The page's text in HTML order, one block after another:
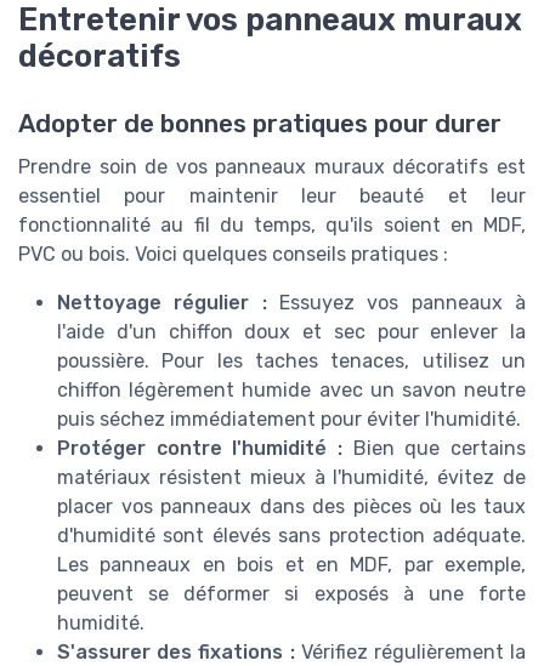
Entretenir vos panneaux muraux
décoratifs
Adopter de bonnes pratiques pour durer
Prendre soin de vos panneaux muraux décoratifs est
essentiel pour maintenir leur beauté et leur
fonctionnalité au fil du temps, qu'ils soient en MDF,
PVC ou bois. Voici quelques conseils pratiques :
Nettoyage régulier :Essuyez vos panneaux à
l'aide d'un chiffon doux et sec pour enlever la
poussière. Pour les taches tenaces, utilisez un
chiffon légèrement humide avec un savon neutre
puis séchez immédiatement pour éviter l'humidité.
Protéger contre l'humidité : Bien que certains
matériaux résistent mieux à l'humidité, évitez de
placer vos panneaux dans des pièces où les taux
d'humidité sont élevés sans protection adéquate.
Les panneaux en bois et en MDF, par exemple,
peuvent se déformer si exposés à une forte
humidité.
S'assurer des fixations :Vérifiez régulièrement la